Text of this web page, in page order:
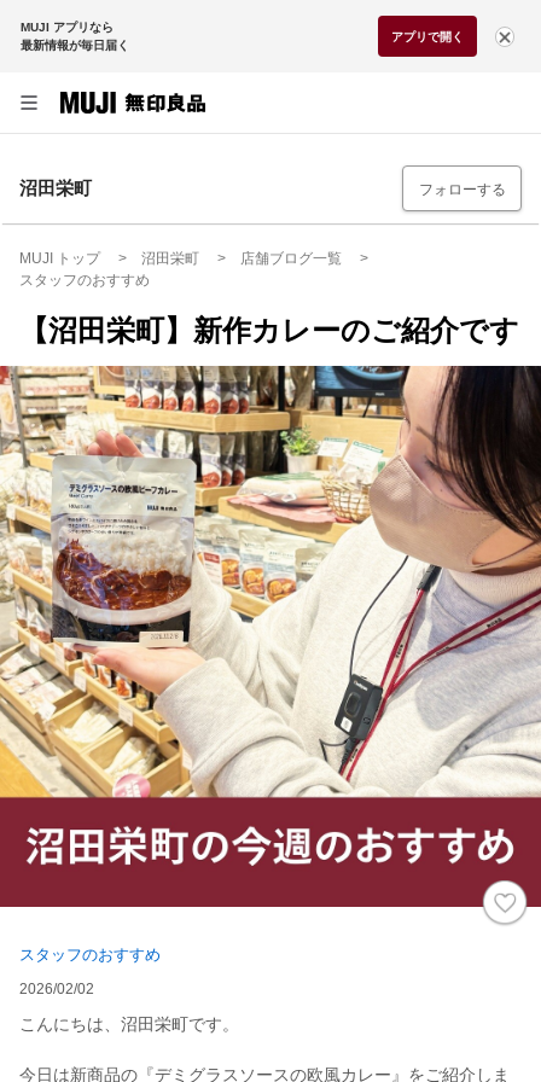
MUJI アプリなら
最新情報が毎日届く
アプリで開く
沼田栄町 フォローする
MUJI トップ 沼田栄町
店舗ブログ一覧
スタッフのおすすめ
【沼田栄町】新作カレーのご紹介です
スタッフのおすすめ
2026/02/02
こんにちは、沼田栄町です。
今日は新商品の『デミグラスソースの欧風カレー』をご紹介しま